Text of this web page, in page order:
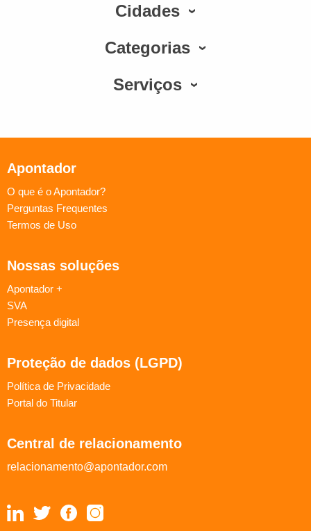
Cidades
Categorias
Serviços
Apontador
O que é o Apontador?
Perguntas Frequentes
Termos de Uso
Nossas soluções
Apontador +
SVA
Presença digital
Proteção de dados (LGPD)
Política de Privacidade
Portal do Titular
Central de relacionamento
relacionamento@apontador.com